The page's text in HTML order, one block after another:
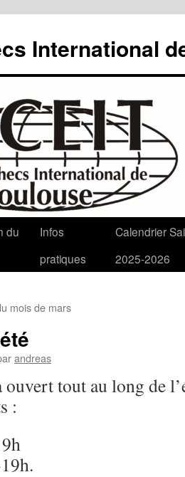
International
du
Infos
pratiques
Calendrier
2025-2026
mois de mars
andreas
tout au long de
: